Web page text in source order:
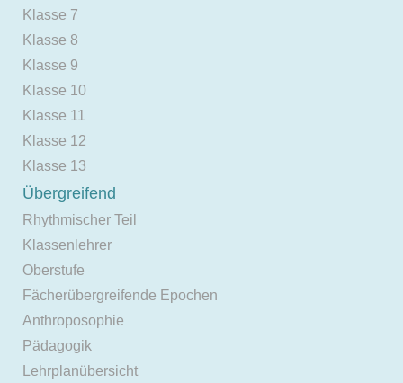
Klasse 7
Klasse 8
Klasse 9
Klasse 10
Klasse 11
Klasse 12
Klasse 13
Übergreifend
Rhythmischer Teil
Klassenlehrer
Oberstufe
Fächerübergreifende Epochen
Anthroposophie
Pädagogik
Lehrplanübersicht